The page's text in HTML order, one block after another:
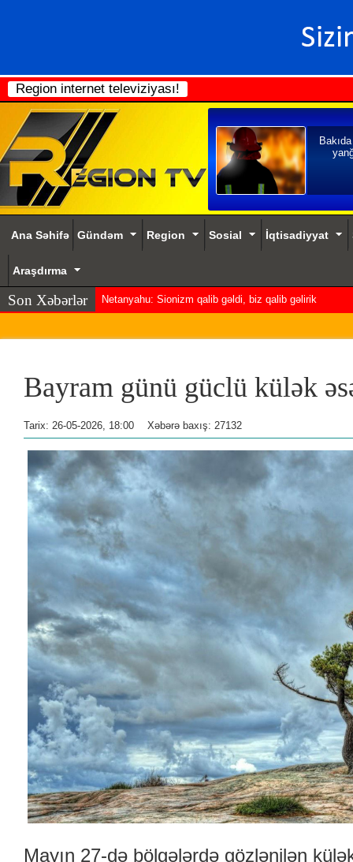
Region internet televiziyası!
Ana Səhifə Gündəm Region Sosial İqtisadiyyat
Araşdırma
Son Xəbərlər Netanyahu: Sionizm qalib gəldi, biz qalib gəlirik
Bayram günü güclü külək
Tarix: 26-05-2026, 18:00 Xəbərə baxış: 27132
Mayın 27-də bölgələrdə gözlənilən